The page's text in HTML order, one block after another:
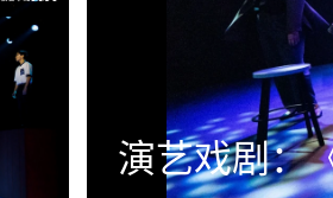
演艺戏剧：